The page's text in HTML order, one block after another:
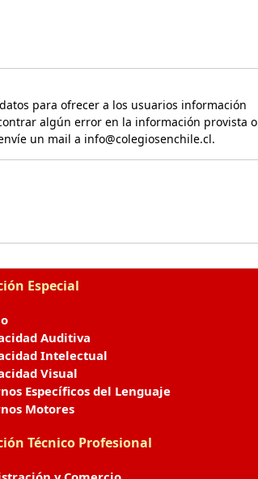
para ofrecer a los usuarios información
algún error en la información provista o
un mail a info@colegiosenchile.cl.
Especial
Auditiva
Intelectual
Visual
Específicos del Lenguaje
Motores
Técnico Profesional